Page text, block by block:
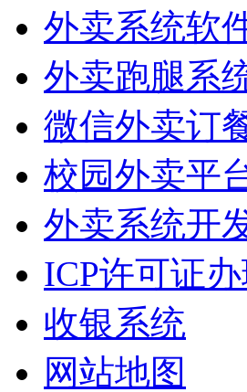
外卖系统软
外卖跑腿系
微信外卖订
校园外卖平
外卖系统开
ICP许可证
收银系统
网站地图